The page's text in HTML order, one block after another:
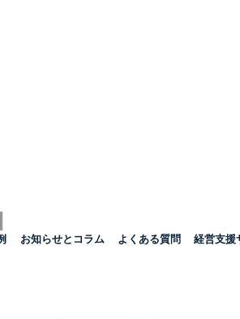
お知らせとコラム よくある質問 経営支援